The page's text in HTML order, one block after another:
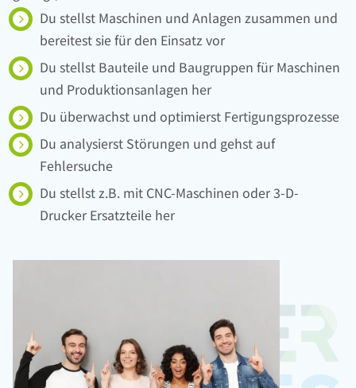
Du stellst Maschinen und Anlagen zusammen und
bereitest sie für den Einsatz vor
Du stellst Bauteile und Baugruppen für Maschinen
und Produktionsanlagen her
Du überwachst und optimierst Fertigungsprozesse
Du analysierst Störungen und gehst auf
Fehlersuche
Du stellst z.B. mit CNC-Maschinen oder 3-D-
Drucker Ersatzteile her